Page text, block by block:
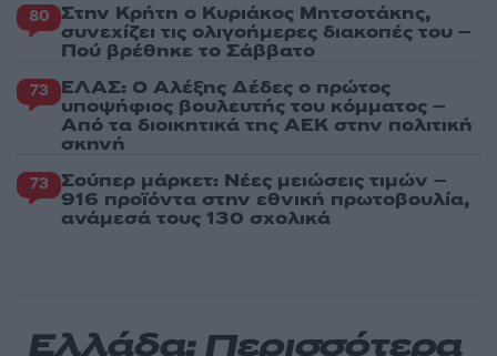
80 Στην Κρήτη ο Κυριάκος Μητσοτάκης,
συνεχίζει τις ολιγοήμερες διακοπές του –
Πού βρέθηκε το Σάββατο
73 ΕΛΑΣ: Ο Αλέξης Δέδες ο πρώτος
υποψήφιος βουλευτής του κόμματος –
Από τα διοικητικά της ΑΕΚ στην πολιτική
σκηνή
73 Σούπερ μάρκετ: Νέες μειώσεις τιμών –
916 προϊόντα στην εθνική πρωτοβουλία,
ανάμεσά τους 130 σχολικά
Ελλάδα: Περισσότερα